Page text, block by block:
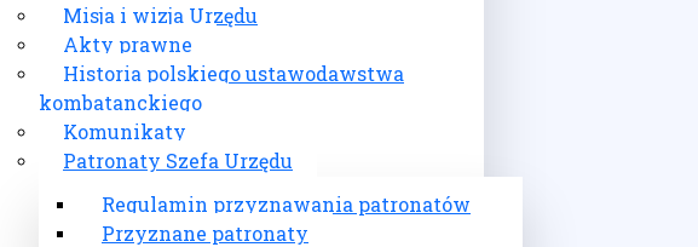
Misja i wizja Urzędu
Akty prawne
Historia polskiego ustawodawstwa
kombatanckiego
Komunikaty
Patronaty Szefa Urzędu
Regulamin przyznawania patronatów
Przyznane patronaty